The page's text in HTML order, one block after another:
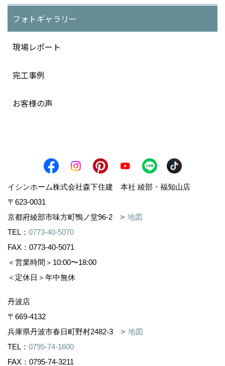
フォトギャラリー
現場レポート
完工事例
お客様の声
イシンホーム株式会社森下住建 本社 綾部・福知山店
〒623-0031
京都府綾部市味方町鴨ノ堂96-2
地図
TEL： 0773-40-5070
FAX：0773-40-5071
＜営業時間＞10:00〜18:00
＜定休日＞年中無休
丹波店
〒669-4132
兵庫県丹波市春日町野村2482-3
地図
TEL： 0795-74-1600
FAX：0795-74-3211